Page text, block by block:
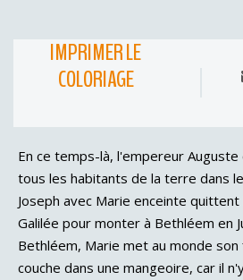
IMPRIMER LE
COLORIAGE
En ce temps-là, l'empereur
tous les habitants de la terre dans
Joseph avec Marie enceinte
Galilée pour monter à Bethléem en
Bethléem, Marie met au monde son
couche dans une mangeoire, car il